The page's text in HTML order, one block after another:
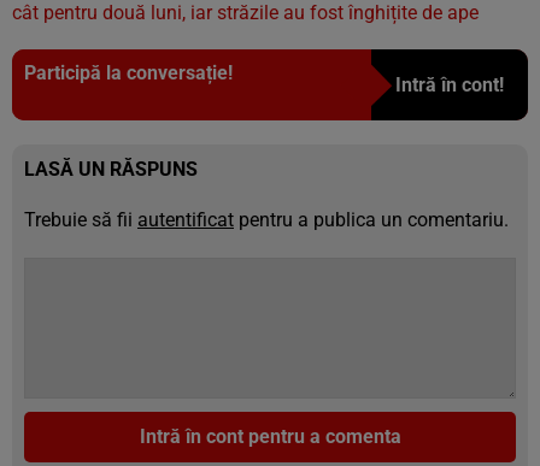
cât pentru două luni, iar străzile au fost înghițite de ape
Participă la conversație!
Intră în cont!
LASĂ UN RĂSPUNS
Trebuie să fii autentificat pentru a publica un comentariu.
Intră în cont pentru a comenta